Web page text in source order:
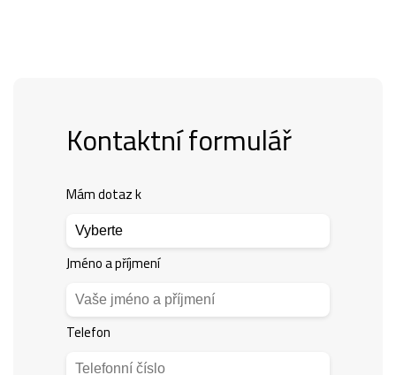
Kontaktní formulář
Mám dotaz k
Jméno a příjmení
Telefon